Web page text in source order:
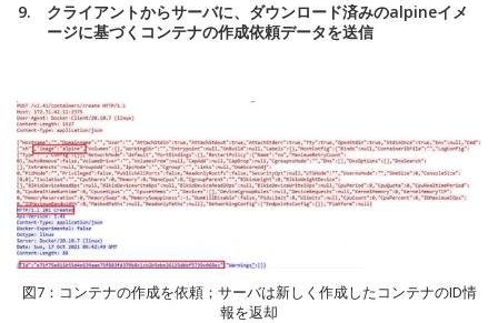
クライアントからサーバに、ダウンロード済みのalpineイメ
ージに基づくコンテナの作成依頼データを送信
図7：コンテナの作成を依頼；サーバは新しく作成したコンテナのID情
報を返却